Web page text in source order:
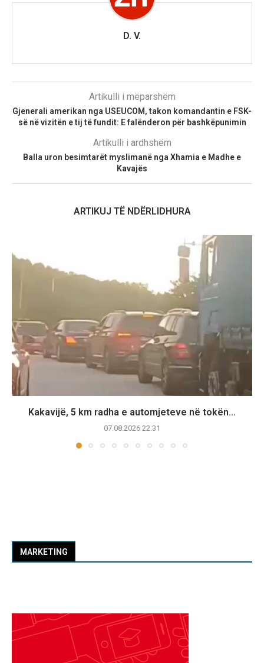
D. V.
Artikulli i mëparshëm
Gjenerali amerikan nga USEUCOM, takon komandantin e FSK-
së në vizitën e tij të fundit: E falënderon për bashkëpunimin
Artikulli i ardhshëm
Balla uron besimtarët myslimanë nga Xhamia e Madhe e
Kavajës
ARTIKUJ TË NDËRLIDHURA
Kakavijë, 5 km radha e automjeteve në tokën...
07.08.2026 22:31
MARKETING